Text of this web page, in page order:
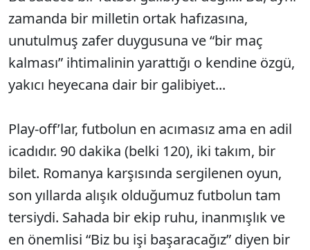
zamanda bir milletin ortak hafızasına,
unutulmuş zafer duygusuna ve “bir maç
kalması” ihtimalinin yarattığı o kendine özgü,
yakıcı heyecana dair bir galibiyet...
Play-off’lar, futbolun en acımasız ama en adil
icadıdır. 90 dakika (belki 120), iki takım, bir
bilet. Romanya karşısında sergilenen oyun,
son yıllarda alışık olduğumuz futbolun tam
tersiydi. Sahada bir ekip ruhu, inanmışlık ve
en önemlisi “Biz bu işi başaracağız” diyen bir